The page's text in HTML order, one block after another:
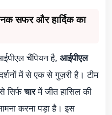
सफर और हार्दिक का
चैंपियन है, आईपीएल
में से एक से गुज़री है। टीम
सिर्फचारमें जीत हासिल की
करना पड़ा है। इस